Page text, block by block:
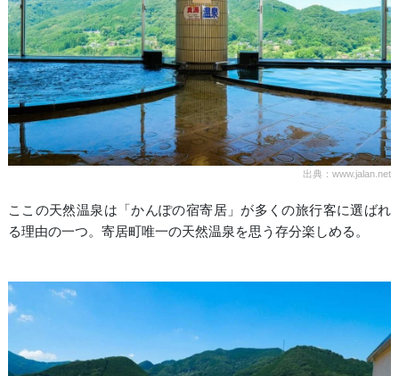
出典：www.jalan.net
ここの天然温泉は「かんぽの宿寄居」が多くの旅行客に選ばれ
る理由の一つ。寄居町唯一の天然温泉を思う存分楽しめる。